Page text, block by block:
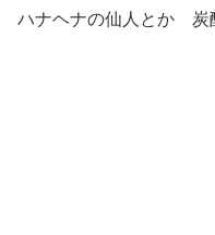
ハナヘナの仙人とか 炭